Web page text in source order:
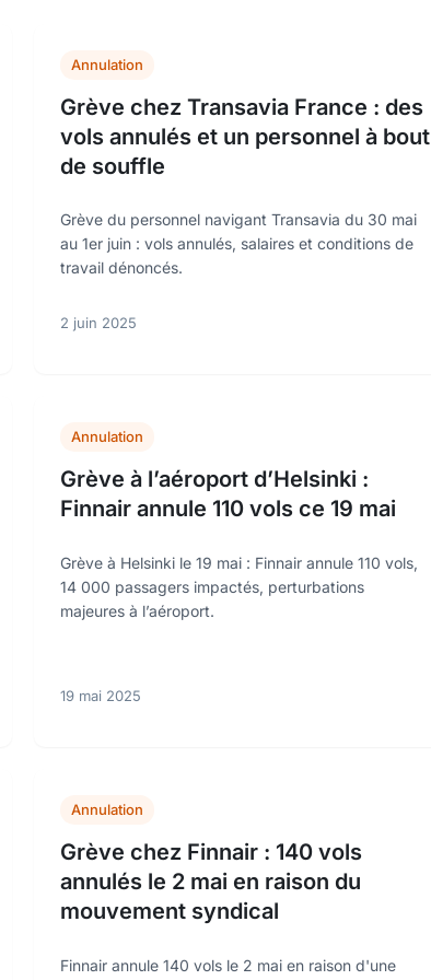
Annulation
Grève chez Transavia France : des
vols annulés et un personnel à bout
de souffle
Grève du personnel navigant Transavia du 30 mai
au 1er juin : vols annulés, salaires et conditions de
travail dénoncés.
2 juin 2025
Annulation
Grève à l’aéroport d’Helsinki :
Finnair annule 110 vols ce 19 mai
Grève à Helsinki le 19 mai : Finnair annule 110 vols,
14 000 passagers impactés, perturbations
majeures à l’aéroport.
19 mai 2025
Annulation
Grève chez Finnair : 140 vols
annulés le 2 mai en raison du
mouvement syndical
Finnair annule 140 vols le 2 mai en raison d'une